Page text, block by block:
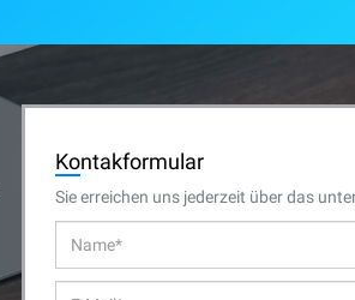
Kontakformular
Sie erreichen uns jederzeit über das